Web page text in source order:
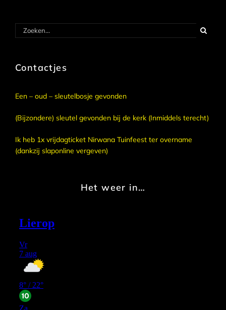
Zoeken
naar:
Contactjes
Een – oud – sleutelbosje gevonden
(Bijzondere) sleutel gevonden bij de kerk (Inmiddels terecht)
Ik heb 1x vrijdagticket Nirwana Tuinfeest ter overname
(dankzij slaponline vergeven)
Het weer in…